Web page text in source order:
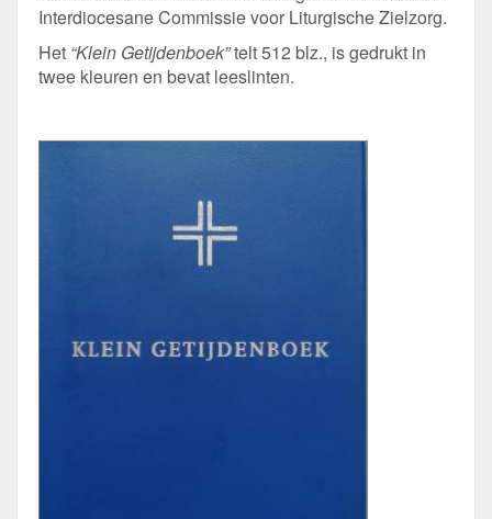
Interdiocesane Commissie voor Liturgische Zielzorg.
Het “Klein Getijdenboek”telt 512 blz., is gedrukt in
twee kleuren en bevat leeslinten.